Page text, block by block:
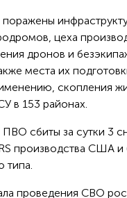
цеха
дронов и
места их
скопления
в 153 районах.
сбиты за сутки 3
производства США
типа.
проведения СВО